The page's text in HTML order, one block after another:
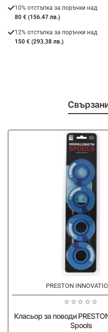
10% отстъпка за поръчки над
80 € (156.47 лв.)
12% отстъпка за поръчки над
150 € (293.38 лв.)
PRESTON
Класьор за поводи
Spools